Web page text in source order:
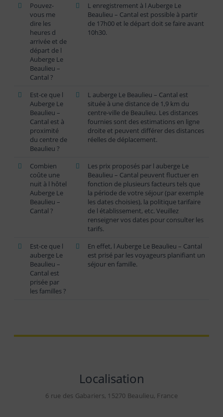
Pouvez-
vous me
dire les
heures d
arrivée et de
départ de l
Auberge Le
Beaulieu –
Cantal ?
L enregistrement à l Auberge Le
Beaulieu – Cantal est possible à partir
de 17h00 et le départ doit se faire avant
10h30.
Est-ce que l
Auberge Le
Beaulieu –
Cantal est à
proximité
du centre de
Beaulieu ?
L auberge Le Beaulieu – Cantal est
située à une distance de 1,9 km du
centre-ville de Beaulieu. Les distances
fournies sont des estimations en ligne
droite et peuvent différer des distances
réelles de déplacement.
Combien
coûte une
nuit à l hôtel
Auberge Le
Beaulieu –
Cantal ?
Les prix proposés par l auberge Le
Beaulieu – Cantal peuvent fluctuer en
fonction de plusieurs facteurs tels que
la période de votre séjour (par exemple
les dates choisies), la politique tarifaire
de l établissement, etc. Veuillez
renseigner vos dates pour consulter les
tarifs.
Est-ce que l
auberge Le
Beaulieu –
Cantal est
prisée par
les familles ?
En effet, l Auberge Le Beaulieu – Cantal
est prisé par les voyageurs planifiant un
séjour en famille.
Localisation
6 rue des Gabariers, 15270 Beaulieu, France